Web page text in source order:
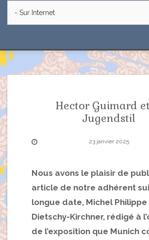
Hector Guimard
Jugendstil
23 janvier 2025
Nous avons le plaisir de
article de notre adhérent
longue date, Michel Philippe
Dietschy-Kirchner, rédigé à
de l’exposition que Munich